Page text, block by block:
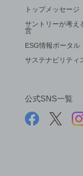
トップメッセージ
サントリーが考え
営
ESG情報ポータル
サステナビリティ
公式SNS一覧